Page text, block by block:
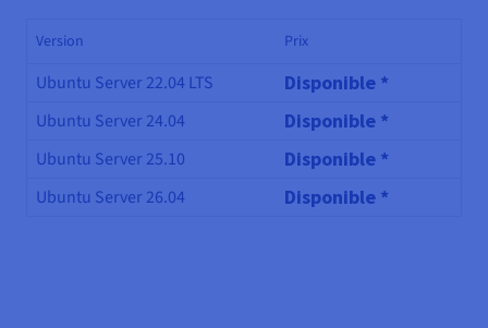
Version Prix
Ubuntu Server 22.04 LTS Disponible *
Ubuntu Server 24.04 Disponible *
Ubuntu Server 25.10 Disponible *
Ubuntu Server 26.04 Disponible *